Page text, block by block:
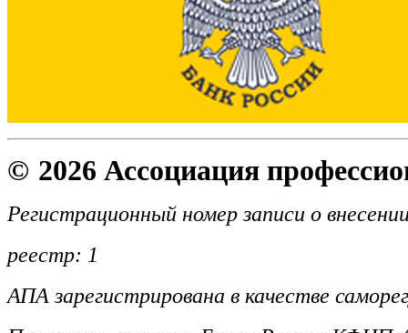
© 2026 Ассоциация
Регистрационный номер записи о
реестр: 1
АПА зарегистрирована в качестве